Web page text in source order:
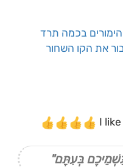
בכמה תרד
את הקו השחור
בְּעִתָּם"